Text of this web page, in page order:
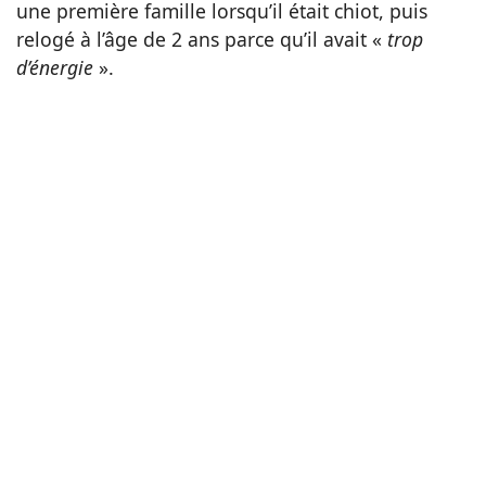
une première famille lorsqu’il était chiot, puis
relogé à l’âge de 2 ans parce qu’il avait « trop
d’énergie ».